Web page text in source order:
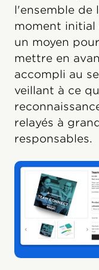
l'ensemble de
moment initial
un moyen
mettre en
accompli au
veillant à ce
relayés à
responsables.